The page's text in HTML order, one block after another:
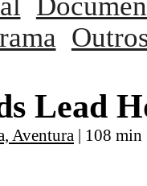
Lead
Aventura | 108 min